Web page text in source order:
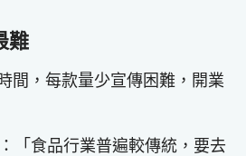
難
間，每款量少宣傳困難，開業
「食品行業普遍較傳統，要去